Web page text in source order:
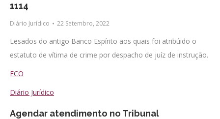
1114
Diário Jurídico 22 Setembro, 2022
Lesados do antigo Banco Espírito aos quais foi atribúido o
estatuto de vítima de crime por despacho de juíz de instrução.
ECO
Diário Jurídico
Agendar atendimento no Tribunal